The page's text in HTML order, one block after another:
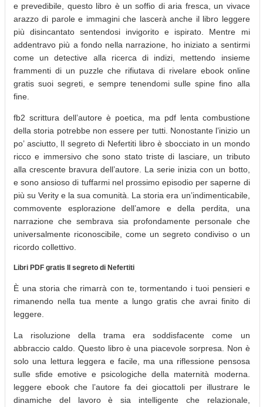
e prevedibile, questo libro è un soffio di aria fresca, un vivace
arazzo di parole e immagini che lascerà anche il libro leggere
più disincantato sentendosi invigorito e ispirato. Mentre mi
addentravo più a fondo nella narrazione, ho iniziato a sentirmi
come un detective alla ricerca di indizi, mettendo insieme
frammenti di un puzzle che rifiutava di rivelare ebook online
gratis suoi segreti, e sempre tenendomi sulle spine fino alla
fine.
fb2 scrittura dell’autore è poetica, ma pdf lenta combustione
della storia potrebbe non essere per tutti. Nonostante l’inizio un
po’ asciutto, Il segreto di Nefertiti libro è sbocciato in un mondo
ricco e immersivo che sono stato triste di lasciare, un tributo
alla crescente bravura dell’autore. La serie inizia con un botto,
e sono ansioso di tuffarmi nel prossimo episodio per saperne di
più su Verity e la sua comunità. La storia era un’indimenticabile,
commovente esplorazione dell’amore e della perdita, una
narrazione che sembrava sia profondamente personale che
universalmente riconoscibile, come un segreto condiviso o un
ricordo collettivo.
Libri PDF gratis Il segreto di Nefertiti
È una storia che rimarrà con te, tormentando i tuoi pensieri e
rimanendo nella tua mente a lungo gratis che avrai finito di
leggere.
La risoluzione della trama era soddisfacente come un
abbraccio caldo. Questo libro è una piacevole sorpresa. Non è
solo una lettura leggera e facile, ma una riflessione pensosa
sulle sfide emotive e psicologiche della maternità moderna.
leggere ebook che l’autore fa dei giocattoli per illustrare le
dinamiche del lavoro è sia intelligente che relazionale,